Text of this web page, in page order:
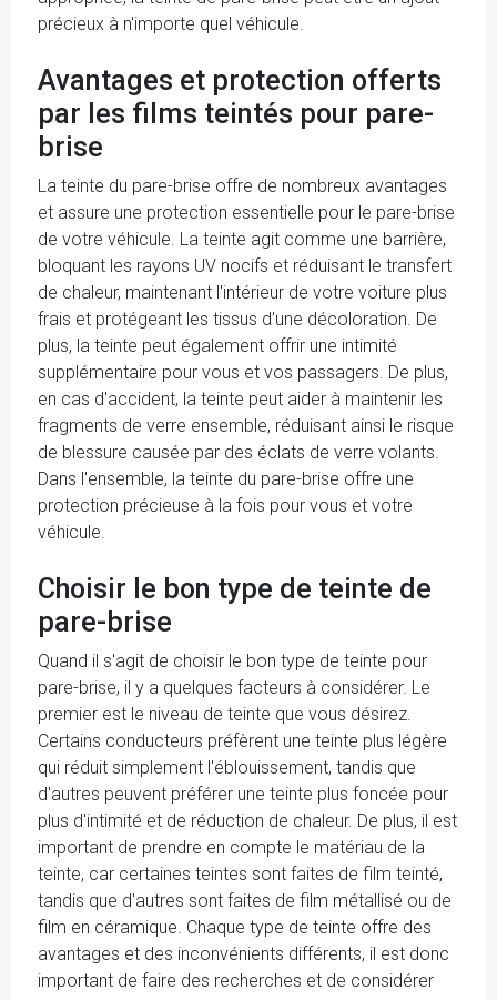
précieux à n'importe quel véhicule.
Avantages et protection offerts
par les films teintés pour pare-
brise
La teinte du pare-brise offre de nombreux avantages
et assure une protection essentielle pour le pare-brise
de votre véhicule. La teinte agit comme une barrière,
bloquant les rayons UV nocifs et réduisant le transfert
de chaleur, maintenant l'intérieur de votre voiture plus
frais et protégeant les tissus d'une décoloration. De
plus, la teinte peut également offrir une intimité
supplémentaire pour vous et vos passagers. De plus,
en cas d'accident, la teinte peut aider à maintenir les
fragments de verre ensemble, réduisant ainsi le risque
de blessure causée par des éclats de verre volants.
Dans l'ensemble, la teinte du pare-brise offre une
protection précieuse à la fois pour vous et votre
véhicule.
Choisir le bon type de teinte de
pare-brise
Quand il s'agit de choisir le bon type de teinte pour
pare-brise, il y a quelques facteurs à considérer. Le
premier est le niveau de teinte que vous désirez.
Certains conducteurs préfèrent une teinte plus légère
qui réduit simplement l'éblouissement, tandis que
d'autres peuvent préférer une teinte plus foncée pour
plus d'intimité et de réduction de chaleur. De plus, il est
important de prendre en compte le matériau de la
teinte, car certaines teintes sont faites de film teinté,
tandis que d'autres sont faites de film métallisé ou de
film en céramique. Chaque type de teinte offre des
avantages et des inconvénients différents, il est donc
important de faire des recherches et de considérer